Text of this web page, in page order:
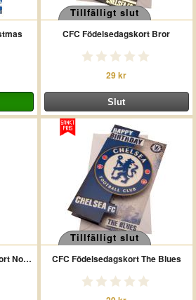
Tillfälligt slut
CFC Födelsedagskort Bror
29 kr
CFC Birthday Gratulationskort No 1 Fan
Tillfälligt slut
CFC Födelsedagskort The Blues